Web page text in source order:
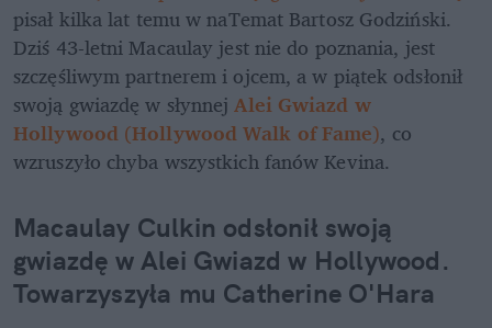
pisał kilka lat temu w naTemat Bartosz Godziński.
Dziś 43-letni Macaulay jest nie do poznania, jest
szczęśliwym partnerem i ojcem, a w piątek odsłonił
swoją gwiazdę w słynnej Alei Gwiazd w
Hollywood (Hollywood Walk of Fame), co
wzruszyło chyba wszystkich fanów Kevina.
Macaulay Culkin odsłonił swoją
gwiazdę w Alei Gwiazd w Hollywood.
Towarzyszyła mu Catherine O'Hara